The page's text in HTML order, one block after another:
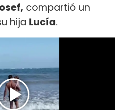
compartió un
hija Lucía.